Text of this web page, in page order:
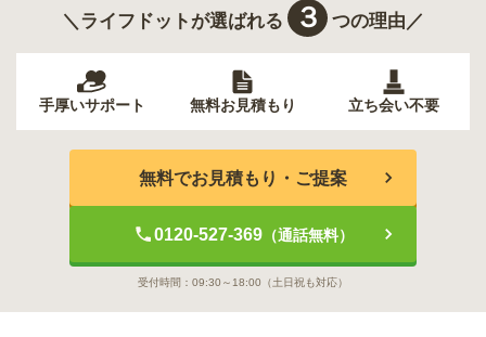
＼ライフドットが選ばれる ３ つの理由／
手厚いサポート 無料お見積もり 立ち会い不要
無料でお見積もり・ご提案
0120-527-369（通話無料）
受付時間： 09:30～18:00 （土日祝も対応）